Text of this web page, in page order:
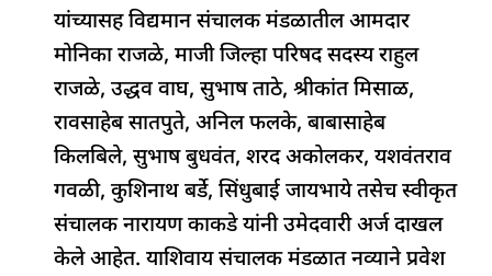
यांच्यासह विद्यमान संचालक मंडळातील आमदार
मोनिका राजळे, माजी जिल्हा परिषद सदस्य राहुल
राजळे, उद्धव वाघ, सुभाष ताठे, श्रीकांत मिसाळ,
रावसाहेब सातपुते, अनिल फलके, बाबासाहेब
किलबिले, सुभाष बुधवंत, शरद अकोलकर, यशवंतराव
गवळी, कुशिनाथ बर्डे, सिंधुबाई जायभाये तसेच स्वीकृत
संचालक नारायण काकडे यांनी उमेदवारी अर्ज दाखल
केले आहेत. याशिवाय संचालक मंडळात नव्याने प्रवेश